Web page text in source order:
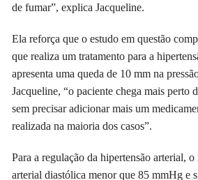
de fumar”, explica Jacqueline.
Ela reforça que o estudo em questão
que realiza um tratamento para a
apresenta uma queda de 10 mm na
Jacqueline, “o paciente chega mais perto
sem precisar adicionar mais um
realizada na maioria dos casos”.
Para a regulação da hipertensão arterial,
arterial diastólica menor que 85 mmHg e